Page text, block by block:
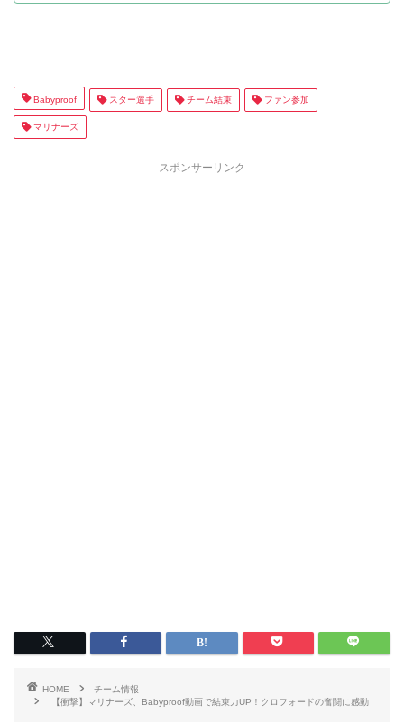
Babyproof スター選手 チーム結束 ファン参加
マリナーズ
スポンサーリンク
HOME
チーム情報
【衝撃】マリナーズ、Babyproof動画で結束力UP！クロフォードの奮闘に感動